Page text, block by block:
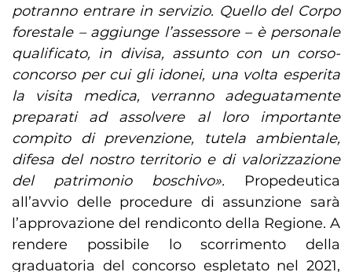
potranno entrare in servizio. Quello del Corpo
forestale – aggiunge l’assessore – è personale
qualificato, in divisa, assunto con un corso-
concorso per cui gli idonei, una volta esperita
la visita medica, verranno adeguatamente
preparati ad assolvere al loro importante
compito di prevenzione, tutela ambientale,
difesa del nostro territorio e di valorizzazione
del patrimonio boschivo». Propedeutica
all’avvio delle procedure di assunzione sarà
l’approvazione del rendiconto della Regione. A
rendere possibile lo scorrimento della
graduatoria del concorso espletato nel 2021,